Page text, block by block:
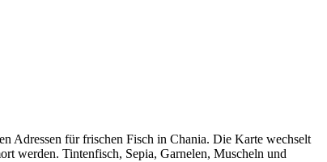
Adressen für frischen Fisch in Chania. Die Karte wechselt
werden. Tintenfisch, Sepia, Garnelen, Muscheln und